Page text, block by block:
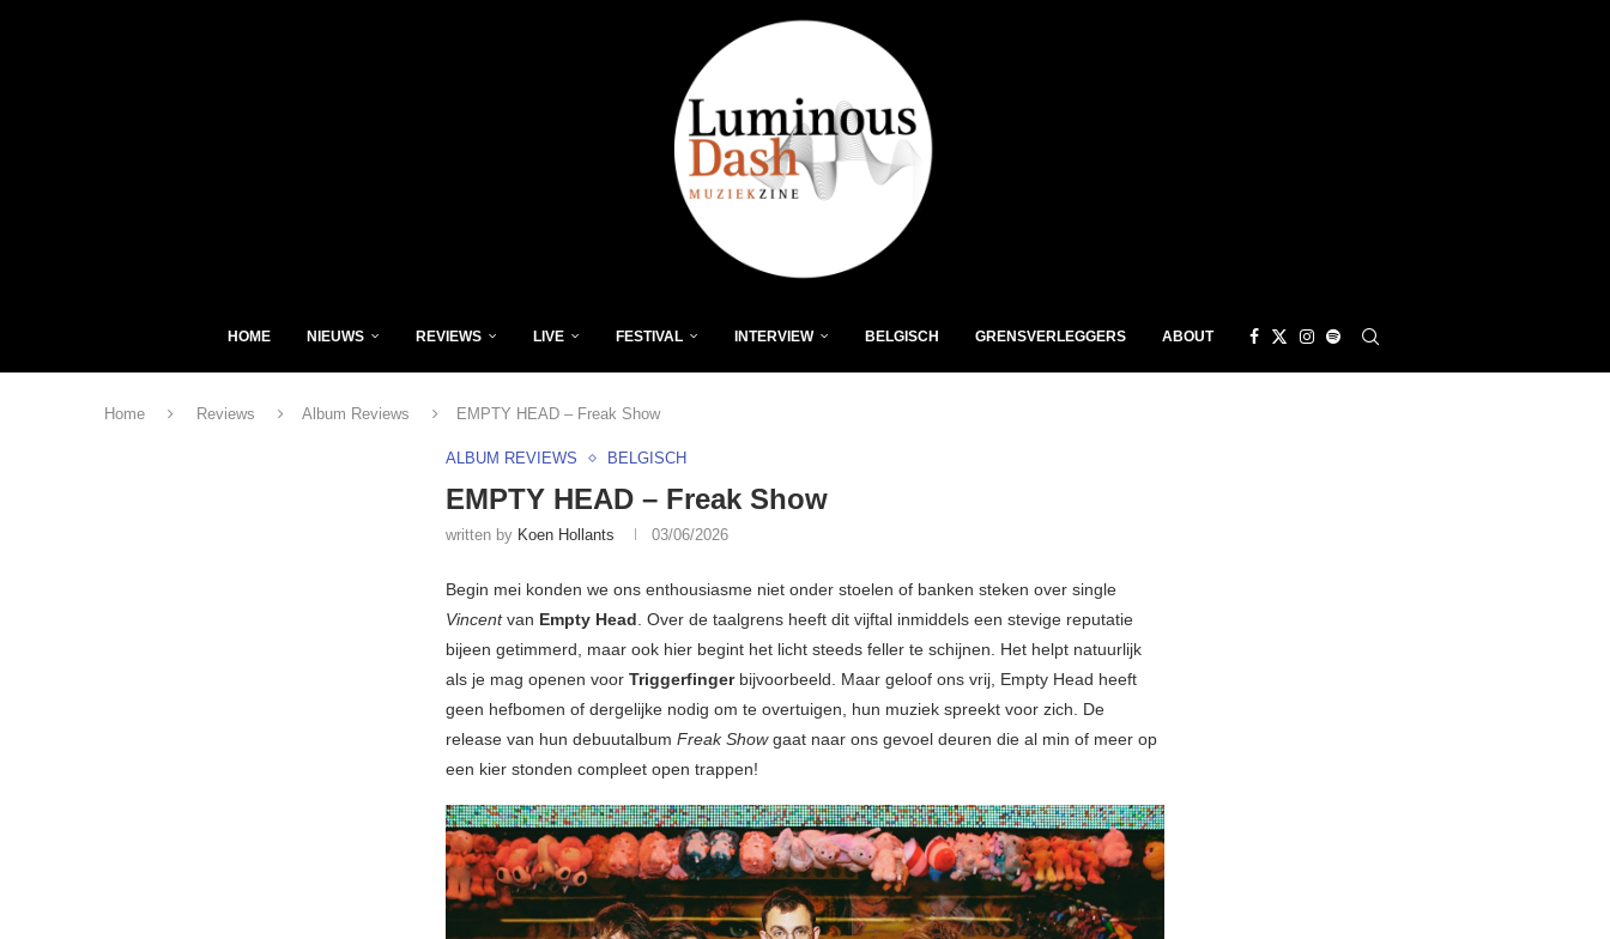
HOME NIEUWS REVIEWS LIVE FESTIVAL INTERVIEW BELGISCH GRENSVERLEGGERS ABOUT
Home Reviews Album Reviews EMPTY HEAD – Freak Show
ALBUM REVIEWS BELGISCH
EMPTY HEAD – Freak Show
written by Koen Hollants 03/06/2026
Begin mei konden we ons enthousiasme niet onder stoelen of banken steken over single
Vincentvan Empty Head. Over de taalgrens heeft dit vijftal inmiddels een stevige reputatie
bijeen getimmerd, maar ook hier begint het licht steeds feller te schijnen. Het helpt natuurlijk
als je mag openen voor Triggerfinger bijvoorbeeld. Maar geloof ons vrij, Empty Head heeft
geen hefbomen of dergelijke nodig om te overtuigen, hun muziek spreekt voor zich. De
release van hun debuutalbum Freak Showgaat naar ons gevoel deuren die al min of meer op
een kier stonden compleet open trappen!